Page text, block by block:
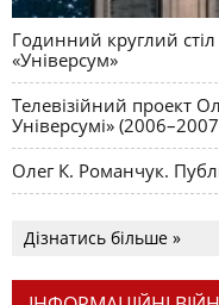
Годинний круглий
«Універсум»
Телевізійний проект
Універсумі»
Олег К. Романчук.
Дізнатись більше »